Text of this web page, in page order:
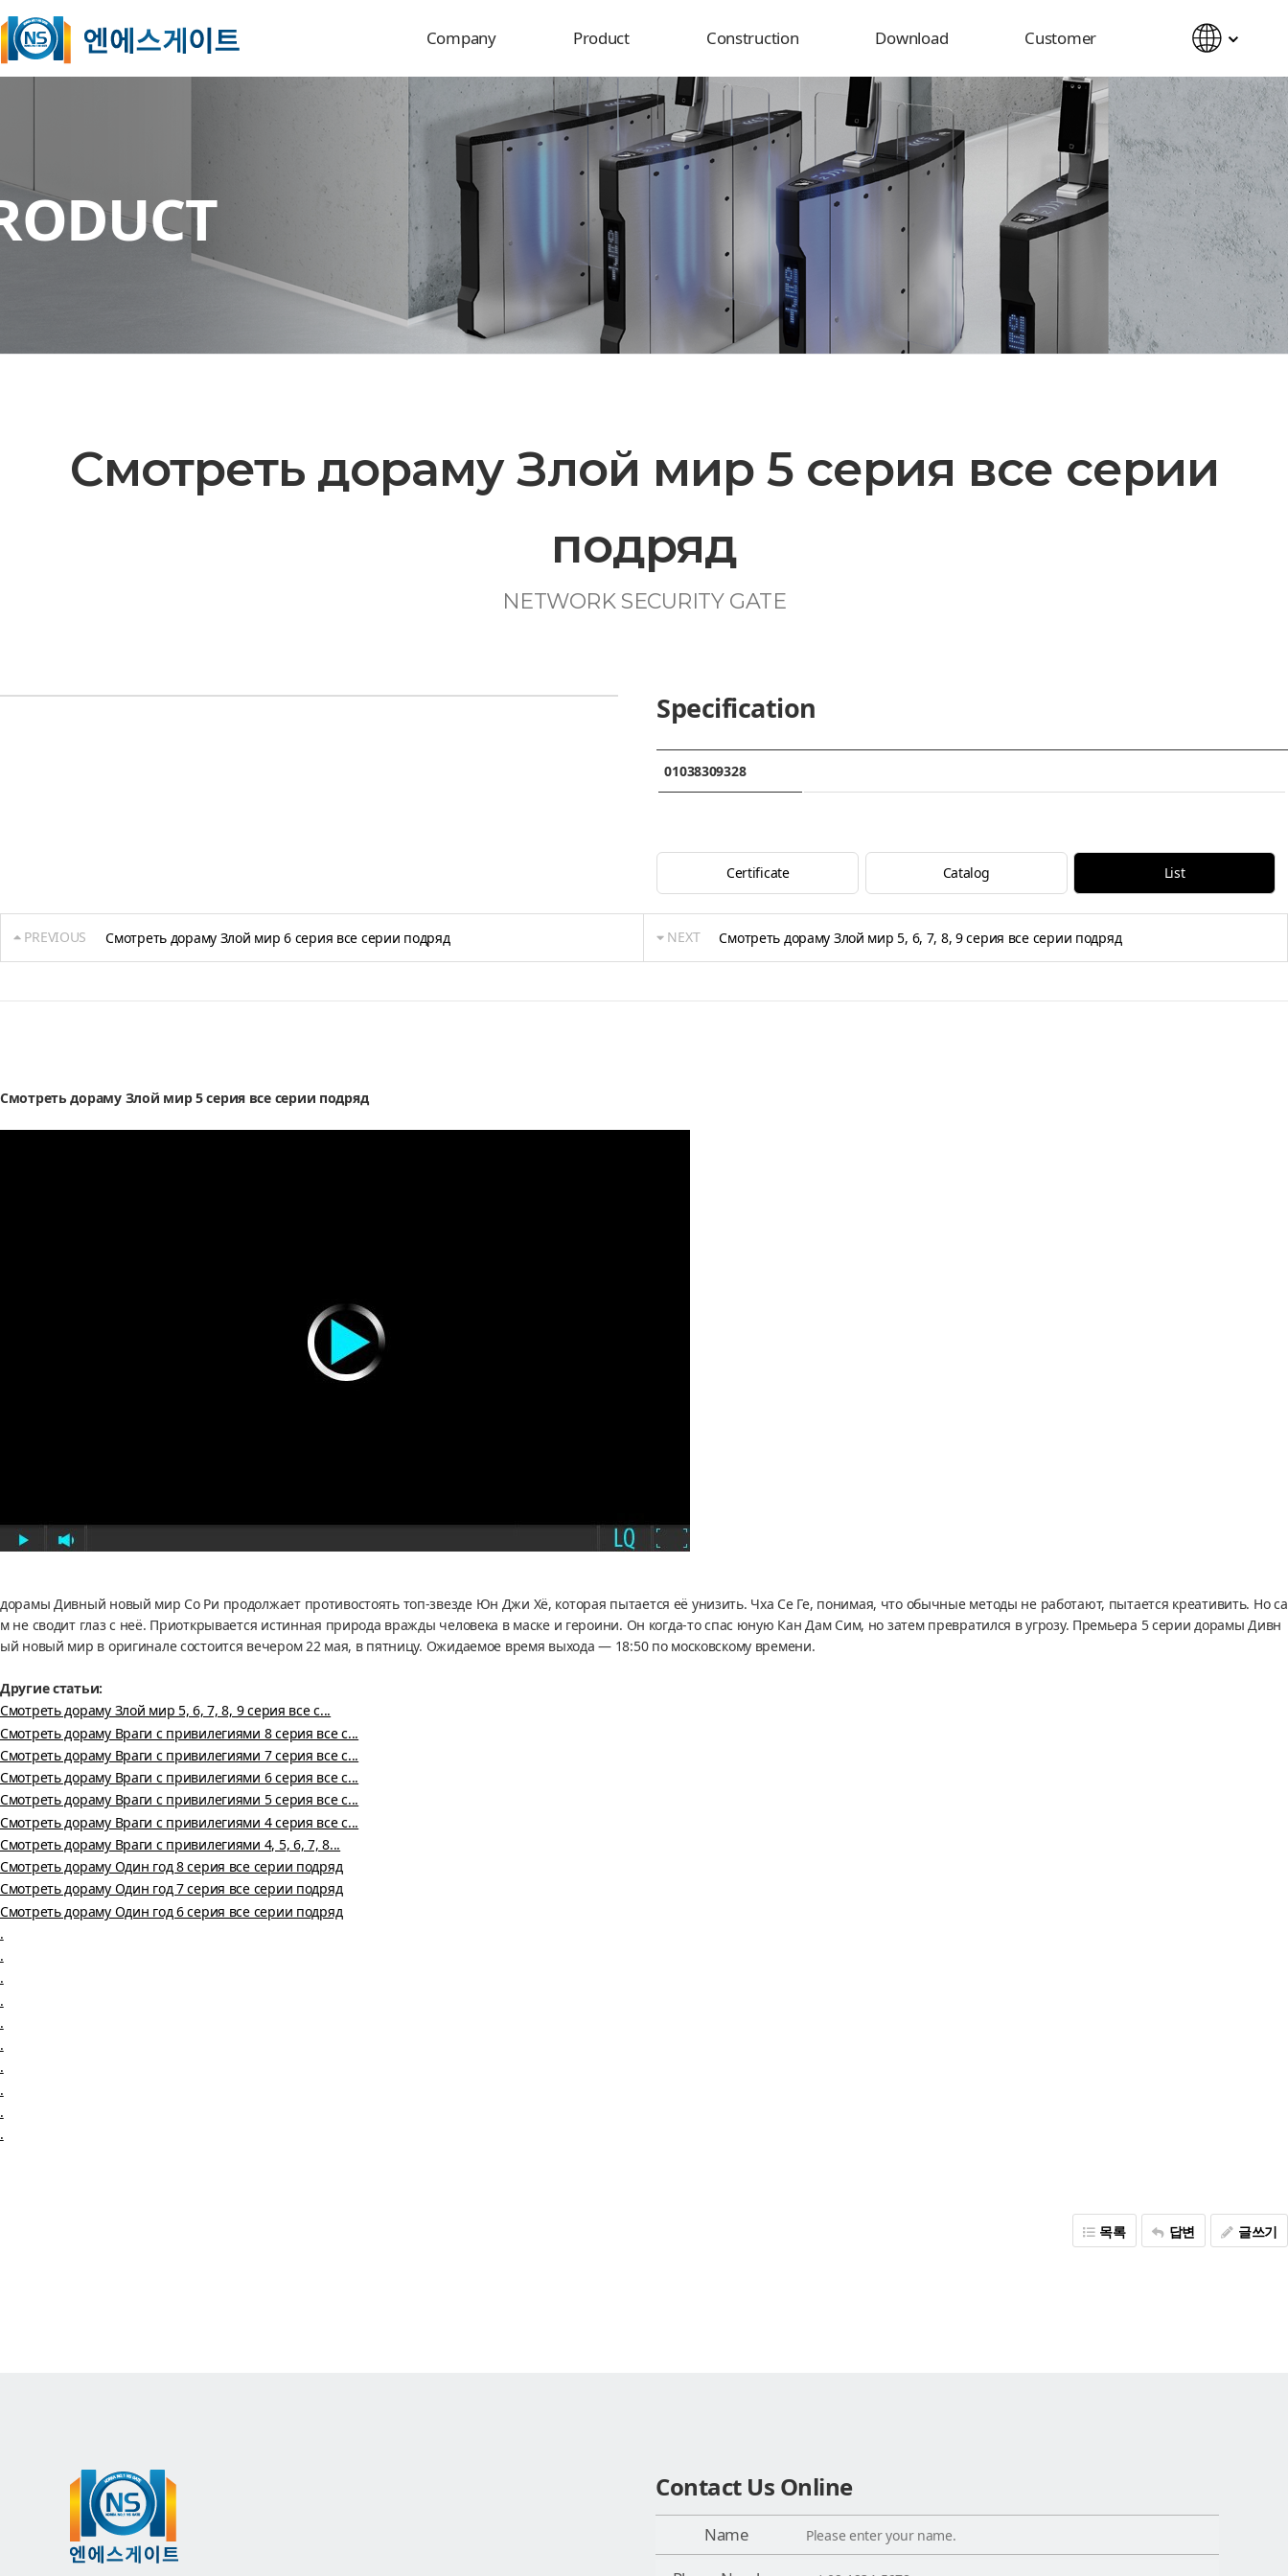
Company
Overview
History
Organization
Business field
Certificate
Location
Product
Product
Construction
Delivery destination
Construction
Download
Catalog
Manual
2D&3D CAD
Customer
Notice
Inquiry
Смотреть дораму Злой мир 5 серия все серии
подряд
NETWORK SECURITY GATE
Specification
01038309328
Certificate Catalog List
PREVIOUS Смотреть дораму Злой мир 6 серия все серии подряд NEXT Смотреть дораму Злой мир 5, 6, 7, 8, 9 серия все серии подряд
Смотреть дораму Злой мир 5 серия все серии подряд
дорамы Дивный новый мир Со Ри продолжает противостоять топ-звезде Юн Джи Хё, которая пытается её унизить. Чха Се Ге, понимая, что обычные методы не работают, пытается креативить. Но са
м не сводит глаз с неё. Приоткрывается истинная природа вражды человека в маске и героини. Он когда-то спас юную Кан Дам Сим, но затем превратился в угрозу. Премьера 5 серии дорамы Дивн
ый новый мир в оригинале состоится вечером 22 мая, в пятницу. Ожидаемое время выхода — 18:50 по московскому времени.
Другие статьи:
Смотреть дораму Злой мир 5, 6, 7, 8, 9 серия все с...
Смотреть дораму Враги с привилегиями 8 серия все с...
Смотреть дораму Враги с привилегиями 7 серия все с...
Смотреть дораму Враги с привилегиями 6 серия все с...
Смотреть дораму Враги с привилегиями 5 серия все с...
Смотреть дораму Враги с привилегиями 4 серия все с...
Смотреть дораму Враги с привилегиями 4, 5, 6, 7, 8...
Смотреть дораму Один год 8 серия все серии подряд
Смотреть дораму Один год 7 серия все серии подряд
Смотреть дораму Один год 6 серия все серии подряд
.
.
.
.
.
.
.
.
.
.
목록 답변 글쓰기
Contact Us Online
Name